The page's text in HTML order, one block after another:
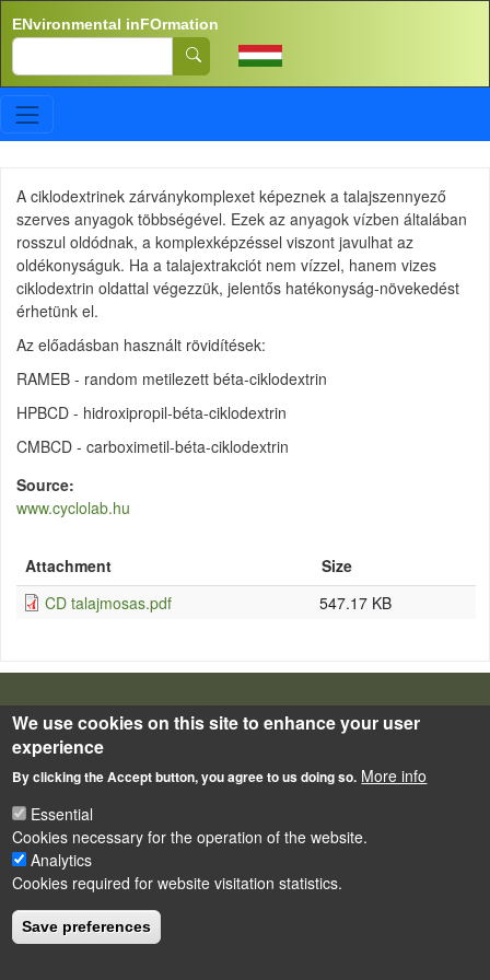
ENvironmental inFOrmation
Search
A ciklodextrinek zárványkomplexet képeznek a talajszennyező
szerves anyagok többségével. Ezek az anyagok vízben általában
rosszul oldódnak, a komplexképzéssel viszont javulhat az
oldékonyságuk. Ha a talajextrakciót nem vízzel, hanem vizes
ciklodextrin oldattal végezzük, jelentős hatékonyság-növekedést
érhetünk el.
Az előadásban használt rövidítések:
RAMEB - random metilezett béta-ciklodextrin
HPBCD - hidroxipropil-béta-ciklodextrin
CMBCD - carboximetil-béta-ciklodextrin
Source
www.cyclolab.hu
Attachment
Size
CD talajmosas.pdf
547.17 KB
LÁBLÉC
Powered by
We use cookies on this site to enhance your user
experience
By clicking the Accept button, you agree to us doing so. More info
Essential
Cookies necessary for the operation of the website.
Analytics
Cookies required for website visitation statistics.
Save preferences